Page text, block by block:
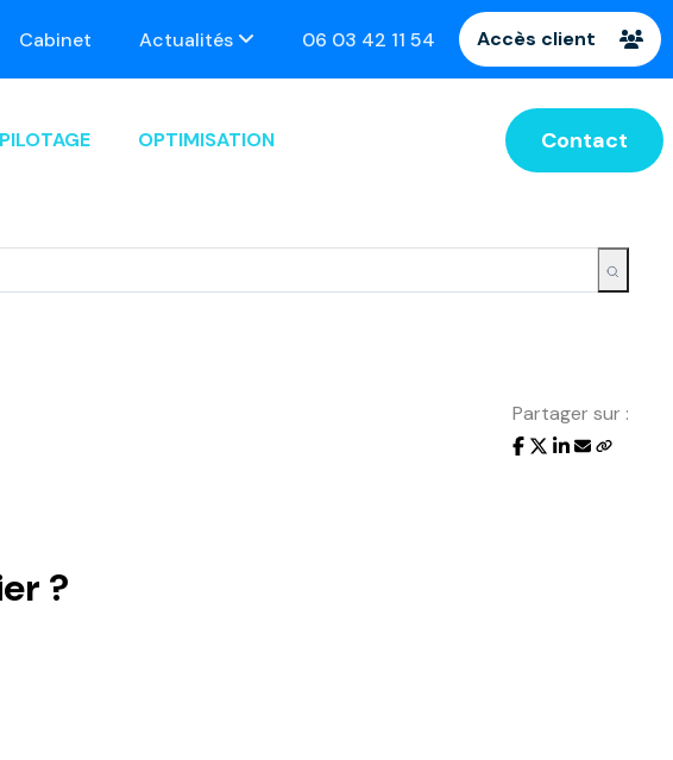
Prenez rendez-vous !
Cabinet Actualités 06 03 42 11 54 Accès client
PILOTAGE OPTIMISATION Contact
Partager sur :
?